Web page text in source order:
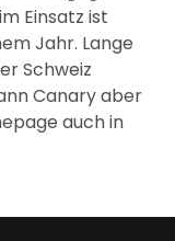
Einsatz ist
Jahr. Lange
Schweiz
Canary aber
auch in